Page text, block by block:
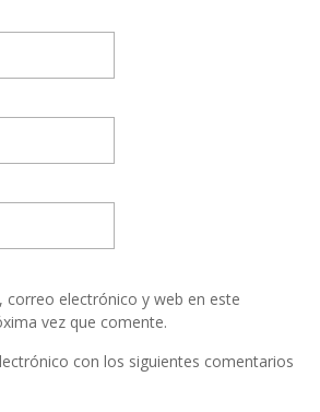
correo electrónico y web en este
vez que comente.
con los siguientes comentarios